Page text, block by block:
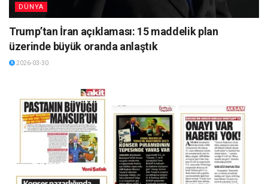
DÜNYA
Trump’tan İran açıklaması: 15 maddelik plan
üzerinde büyük oranda anlaştık
2026-03-30